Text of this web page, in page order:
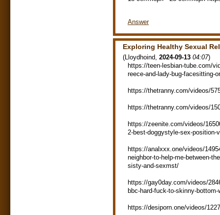
Answer
Exploring Healthy Sexual
(Lloydhoind 2024-09-13 04:07)
https://teen-lesbian-tube.com/
reece-and-lady-bug-facesitting-
https://thetranny.com/videos/
https://thetranny.com/videos/
https://zeenite.com/videos/
2-best-doggystyle-sex-position-
https://analxxx.one/videos/
neighbor-to-help-me-between-
sisty-and-sexmst/
https://gay0day.com/videos/
bbc-hard-fuck-to-skinny-
https://desiporn.one/videos/